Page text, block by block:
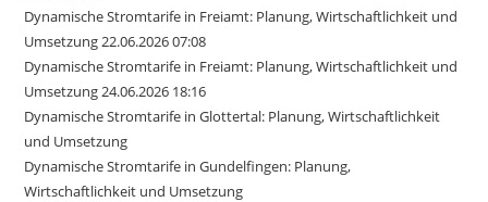
Dynamische Stromtarife in Freiamt: Planung, Wirtschaftlichkeit und
Umsetzung 22.06.2026 07:08
Dynamische Stromtarife in Freiamt: Planung, Wirtschaftlichkeit und
Umsetzung 24.06.2026 18:16
Dynamische Stromtarife in Glottertal: Planung, Wirtschaftlichkeit
und Umsetzung
Dynamische Stromtarife in Gundelfingen: Planung,
Wirtschaftlichkeit und Umsetzung